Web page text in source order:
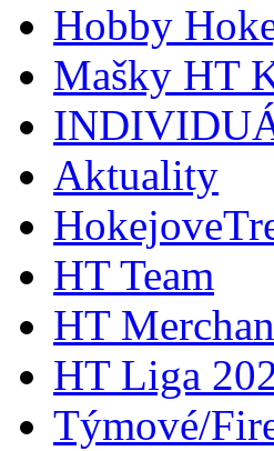
Hobby
Mašky HT
Aktuality
HT Team
HT
HT Liga
Týmové/